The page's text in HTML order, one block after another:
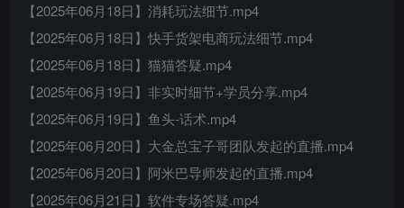
【2025年06月18日】消耗玩法细节.mp4
【2025年06月18日】快手货架电商玩法细节.mp4
【2025年06月18日】猫猫答疑.mp4
【2025年06月19日】非实时细节+学员分享.mp4
【2025年06月19日】鱼头-话术.mp4
【2025年06月20日】大金总宝子哥团队发起的直播.mp4
【2025年06月20日】阿米巴导师发起的直播.mp4
【2025年06月21日】软件专场答疑.mp4